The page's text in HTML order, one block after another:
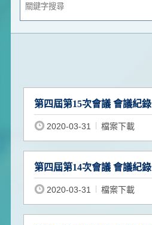
第四屆第15次會議 會議紀錄
2020-03-31 檔案下載
第四屆第14次會議 會議紀錄
2020-03-31 檔案下載